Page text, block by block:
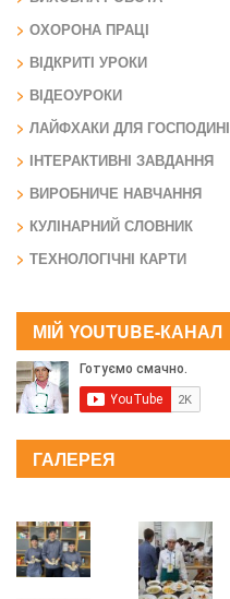
ОХОРОНА ПРАЦІ
ВІДКРИТІ УРОКИ
ВІДЕОУРОКИ
ЛАЙФХАКИ ДЛЯ ГОСПОДИНІ
ІНТЕРАКТИВНІ ЗАВДАННЯ
ВИРОБНИЧЕ НАВЧАННЯ
КУЛІНАРНИЙ СЛОВНИК
ТЕХНОЛОГІЧНІ КАРТИ
МІЙ YOUTUBE-КАНАЛ
ГАЛЕРЕЯ